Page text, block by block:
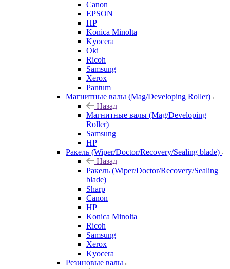
Canon
EPSON
HP
Konica Minolta
Kyocera
Oki
Ricoh
Samsung
Xerox
Pantum
Магнитные валы (Mag/Developing Roller)
Назад
Магнитные валы (Mag/Developing
Roller)
Samsung
HP
Ракель (Wiper/Doctor/Recovery/Sealing blade)
Назад
Ракель (Wiper/Doctor/Recovery/Sealing
blade)
Sharp
Canon
HP
Konica Minolta
Ricoh
Samsung
Xerox
Kyocera
Резиновые валы